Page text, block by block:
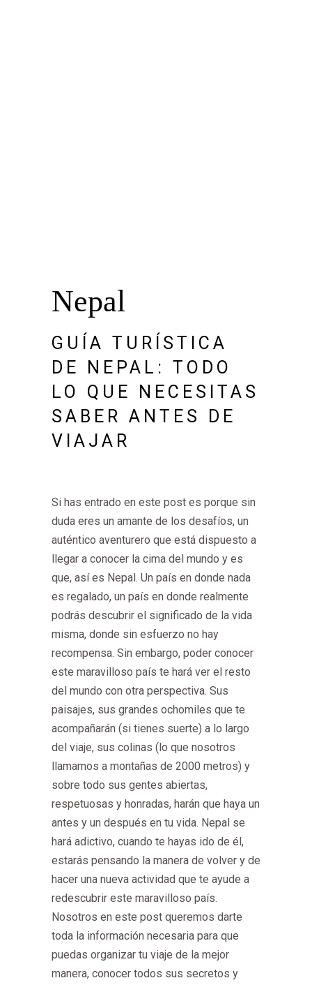
Nepal
GUÍA TURÍSTICA
DE NEPAL: TODO
LO QUE NECESITAS
SABER ANTES DE
VIAJAR
Si has entrado en este post es porque sin
duda eres un amante de los desafíos, un
auténtico aventurero que está dispuesto a
llegar a conocer la cima del mundo y es
que, así es Nepal. Un país en donde nada
es regalado, un país en donde realmente
podrás descubrir el significado de la vida
misma, donde sin esfuerzo no hay
recompensa. Sin embargo, poder conocer
este maravilloso país te hará ver el resto
del mundo con otra perspectiva. Sus
paisajes, sus grandes ochomiles que te
acompañarán (si tienes suerte) a lo largo
del viaje, sus colinas (lo que nosotros
llamamos a montañas de 2000 metros) y
sobre todo sus gentes abiertas,
respetuosas y honradas, harán que haya un
antes y un después en tu vida. Nepal se
hará adictivo, cuando te hayas ido de él,
estarás pensando la manera de volver y de
hacer una nueva actividad que te ayude a
redescubrir este maravilloso país.
Nosotros en este post queremos darte
toda la información necesaria para que
puedas organizar tu viaje de la mejor
manera, conocer todos sus secretos y